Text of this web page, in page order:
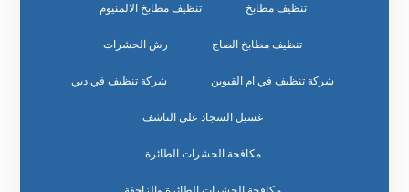
تنظيف مطابخ تنظيف مطابخ الالمنيوم
تنظيف مطابخ الصاج رش الحشرات
شركة تنظيف في ام القيوين شركة تنظيف في دبي
غسيل السجاد على الناشف
مكافحة الحشرات الطائرة